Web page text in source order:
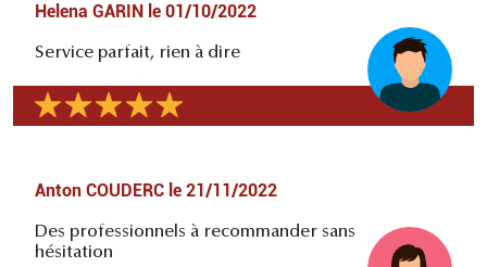
Helena GARIN le 01/10/2022
Service parfait, rien à dire
Anton COUDERC le 21/11/2022
Des professionnels à recommander sans
hésitation